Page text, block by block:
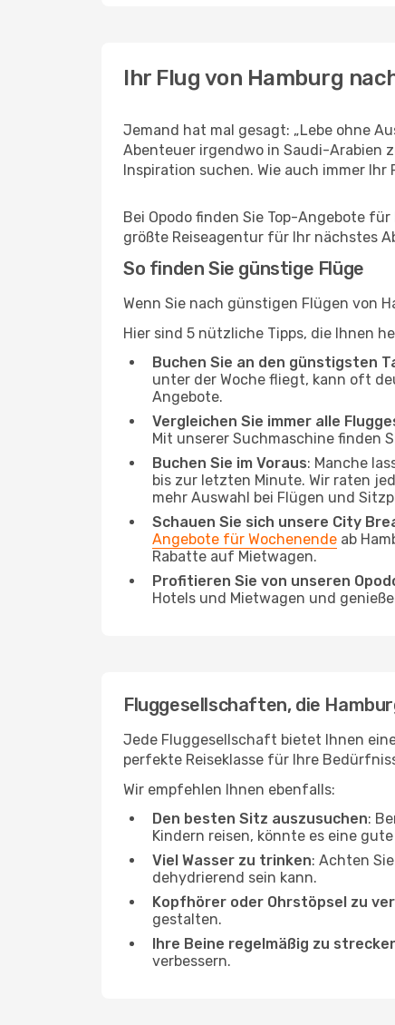
Ihr Flug von Hamburg
Jemand hat mal gesagt: „Lebe ohne
Abenteuer irgendwo in Saudi-Arabien
Inspiration suchen. Wie auch immer
Bei Opodo finden Sie Top-Angebote
größte Reiseagentur für Ihr nächstes
So finden Sie günstige Flüge
Wenn Sie nach günstigen Flügen von
Hier sind 5 nützliche Tipps, die Ihnen
Buchen Sie an den günstigsten
unter der Woche fliegt, kann oft
Angebote.
Vergleichen Sie immer alle
Mit unserer Suchmaschine finden
Buchen Sie im Voraus: Manche
bis zur letzten Minute. Wir raten
mehr Auswahl bei Flügen und
Schauen Sie sich unsere City
Angebote für Wochenende ab
Rabatte auf Mietwagen.
Profitieren Sie von unseren
Hotels und Mietwagen und
Fluggesellschaften, die
Jede Fluggesellschaft bietet Ihnen
perfekte Reiseklasse für Ihre
Wir empfehlen Ihnen ebenfalls:
Den besten Sitz auszusuchen:
Kindern reisen, könnte es eine
Viel Wasser zu trinken: Achten
dehydrierend sein kann.
Kopfhörer oder Ohrstöpsel zu
gestalten.
Ihre Beine regelmäßig zu
verbessern.